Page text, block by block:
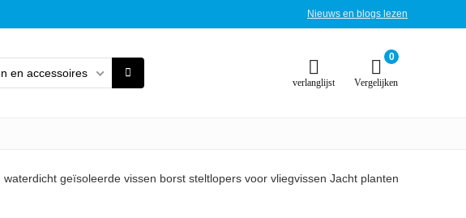
Nieuws en blogs lezen
en accessoires
verlanglijst
0
Vergelijken
geïsoleerde vissen borst steltlopers voor vliegvissen Jacht planten